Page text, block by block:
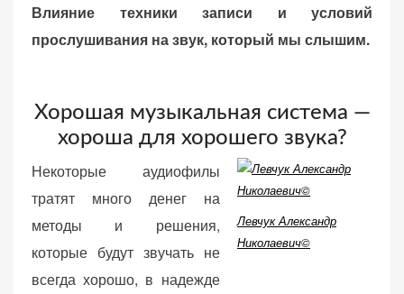
o
n
Влияние техники записи и условий
прослушивания на звук, который мы слышим.
Хорошая музыкальная система —
хороша для хорошего звука?
Левчук Александр
Николаевич©
Некоторые аудиофилы
тратят много денег на
методы и решения,
которые будут звучать не
всегда хорошо, в надежде
«Настройки
Обязательные
(технические)
Необходимы для
Сохраняют
настройки,